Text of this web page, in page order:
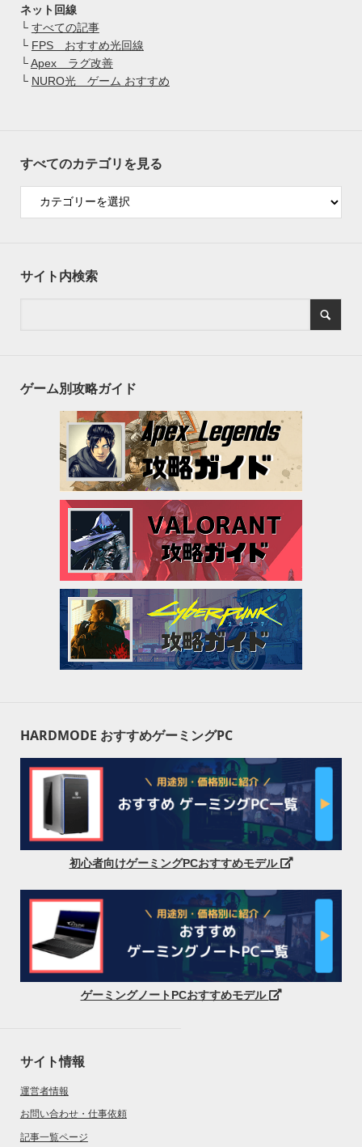
ネット回線
└ すべての記事
└ FPS おすすめ光回線
└Apex ラグ改善
└ NURO光 ゲーム おすすめ
すべてのカテゴリを見る
サイト内検索
ゲーム別攻略ガイド
HARDMODE おすすめゲーミングPC
初心者向けゲーミングPCおすすめモデル
ゲーミングノートPCおすすめモデル
サイト情報
運営者情報
お問い合わせ・仕事依頼
記事一覧ページ